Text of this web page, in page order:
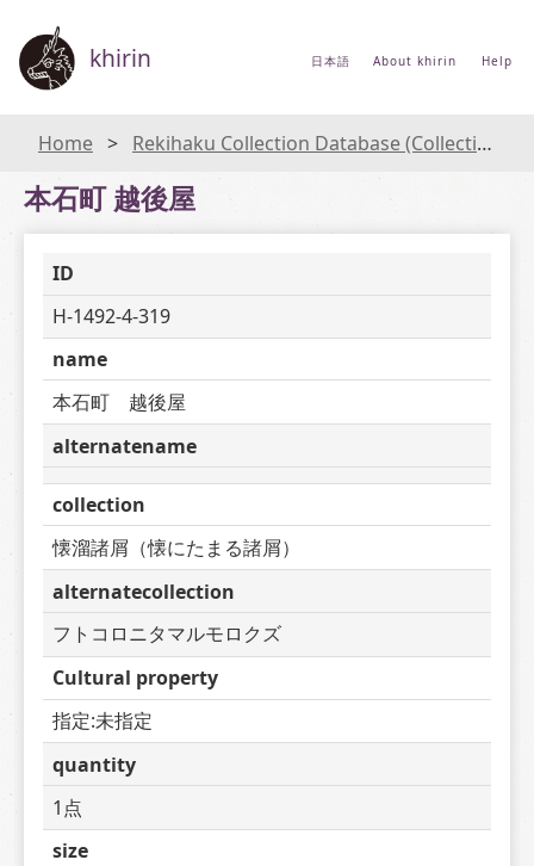
khirin 日本語 About khirin Help
Home Rekihaku Collection Database (Collections Database of the National Museum of Japanese History)
本石町 越後屋
ID
H-1492-4-319
name
本石町　越後屋
alternatename
collection
懐溜諸屑（懐にたまる諸屑）
alternatecollection
フトコロニタマルモロクズ
Cultural property
指定:未指定
quantity
1点
size